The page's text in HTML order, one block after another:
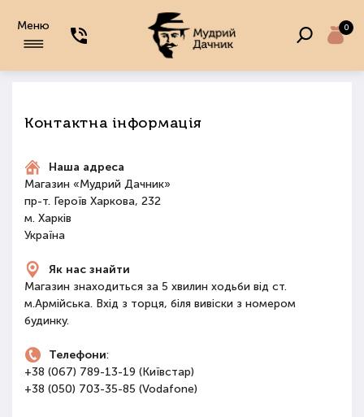
Меню 0
Контактна інформація
Наша адреса
Магазин «Мудрий Дачник»
пр-т. Героїв Харкова, 232
м. Харків
Україна
Як нас знайти
Магазин знаходиться за 5 хвилин ходьби від ст.
м.Армійська. Вхід з торця, біля вивіски з номером
будинку.
Телефони:
+38 (067) 789-13-19 (Київстар)
+38 (050) 703-35-85 (Vodafone)